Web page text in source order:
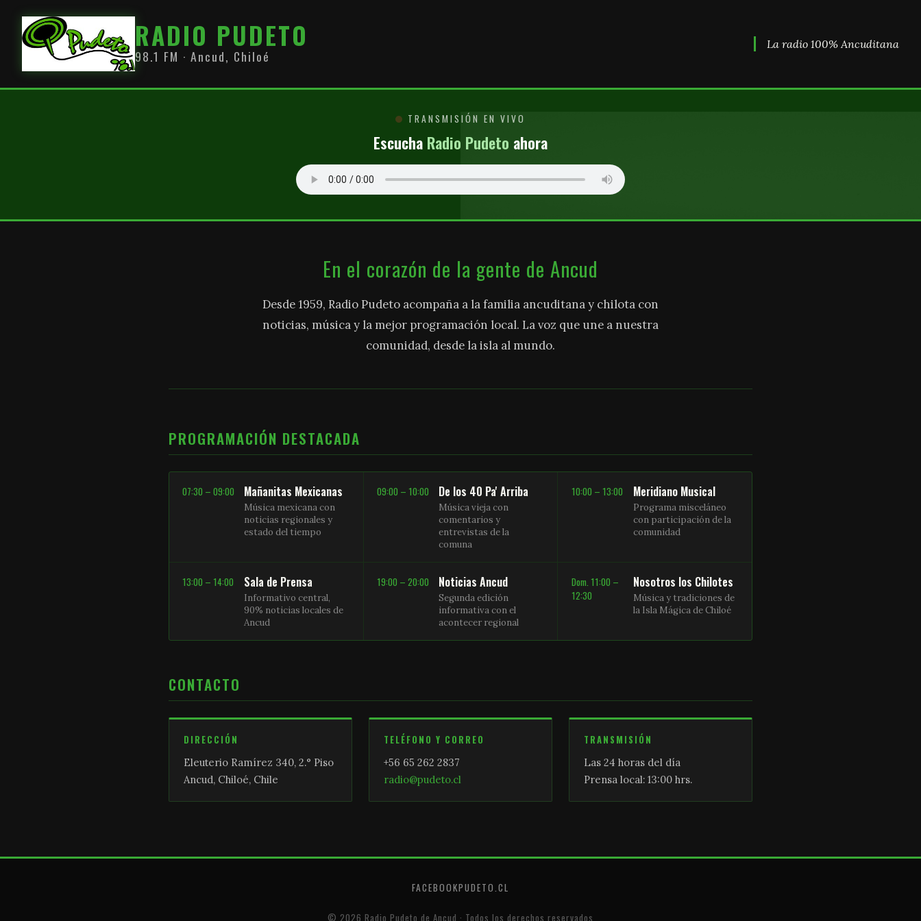
RADIO PUDETO
98.1 FM · Ancud, Chiloé
La radio 100% Ancuditana
TRANSMISIÓN EN VIVO
Escucha Radio Pudeto ahora
En el corazón de la gente de Ancud
Desde 1959, Radio Pudeto acompaña a la familia ancuditana y chilota con
noticias, música y la mejor programación local. La voz que une a nuestra
comunidad, desde la isla al mundo.
PROGRAMACIÓN DESTACADA
07:30 – 09:00 Mañanitas Mexicanas
Música mexicana con
noticias regionales y
estado del tiempo
09:00 – 10:00 De los 40 Pa' Arriba
Música vieja con
comentarios y
entrevistas de la
comuna
10:00 – 13:00 Meridiano Musical
Programa misceláneo
con participación de la
comunidad
13:00 – 14:00 Sala de Prensa
Informativo central,
90% noticias locales de
Ancud
19:00 – 20:00 Noticias Ancud
Segunda edición
informativa con el
acontecer regional
Dom. 11:00 –
12:30
Nosotros los Chilotes
Música y tradiciones de
la Isla Mágica de Chiloé
CONTACTO
DIRECCIÓN
Eleuterio Ramírez 340, 2.° Piso
Ancud, Chiloé, Chile
TELÉFONO Y CORREO
+56 65 262 2837
radio@pudeto.cl
TRANSMISIÓN
Las 24 horas del día
Prensa local: 13:00 hrs.
FACEBOOKPUDETO.CL
© 2026 Radio Pudeto de Ancud · Todos los derechos reservados